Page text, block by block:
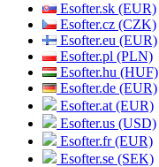
Esofter.sk (EUR)
Esofter.cz (CZK)
Esofter.eu (EUR)
Esofter.pl (PLN)
Esofter.hu (HUF)
Esofter.de (EUR)
Esofter.at (EUR)
Esofter.us (USD)
Esofter.fr (EUR)
Esofter.se (SEK)